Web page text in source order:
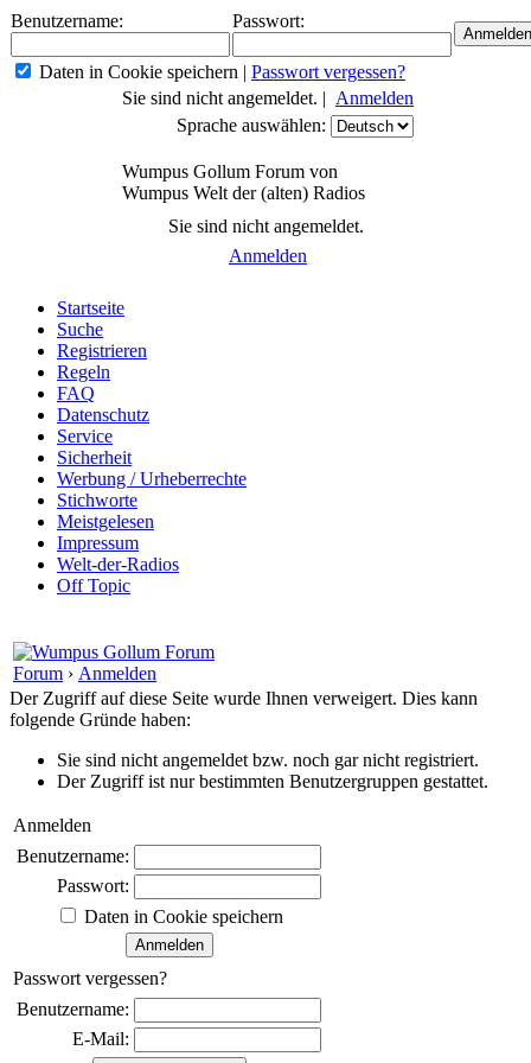
Benutzername: Passwort:
Daten in Cookie speichern | Passwort vergessen?
Sie sind nicht angemeldet. | Anmelden
Sprache auswählen:
Wumpus Gollum Forum von
Wumpus Welt der (alten) Radios
Sie sind nicht angemeldet.
Anmelden
Startseite
Suche
Registrieren
Regeln
FAQ
Datenschutz
Service
Sicherheit
Werbung / Urheberrechte
Stichworte
Meistgelesen
Impressum
Welt-der-Radios
Off Topic
Forum › Anmelden
Der Zugriff auf diese Seite wurde Ihnen verweigert. Dies kann
folgende Gründe haben:
Sie sind nicht angemeldet bzw. noch gar nicht registriert.
Der Zugriff ist nur bestimmten Benutzergruppen gestattet.
Anmelden
Benutzername:
Passwort:
Daten in Cookie speichern
Passwort vergessen?
Benutzername:
E-Mail: